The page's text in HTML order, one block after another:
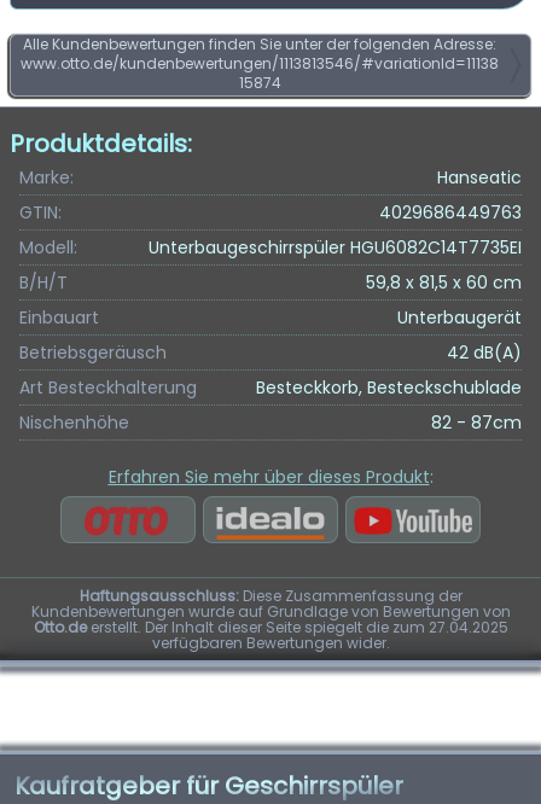
Alle Kundenbewertungen finden Sie unter der folgenden Adresse:
www.otto.de/kundenbewertungen/1113813546/#variationId=11138
15874
Produktdetails:
Marke:
Hanseatic
GTIN:
4029686449763
Modell:
Unterbaugeschirrspüler HGU6082C14T7735EI
B/H/T
59,8 x 81,5 x 60 cm
Einbauart
Unterbaugerät
Betriebsgeräusch
42 dB(A)
Art Besteckhalterung
Besteckkorb, Besteckschublade
Nischenhöhe
82 - 87cm
Erfahren Sie mehr über dieses Produkt:
Haftungsausschluss:Diese Zusammenfassung der
Kundenbewertungen wurde auf Grundlage von Bewertungen von
Otto.deerstellt. Der Inhalt dieser Seite spiegelt die zum 27.04.2025
verfügbaren Bewertungen wider.
Kaufratgeber für Geschirrspüler